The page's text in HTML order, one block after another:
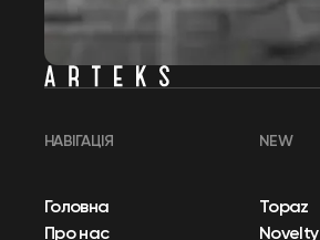
НАВІГАЦІЯ
Головна
Про нас
NEW
Topaz
Novelty